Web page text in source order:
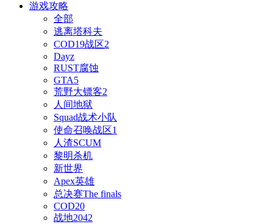
游戏攻略
全部
逃离塔科夫
COD19战区2
Dayz
RUST腐蚀
GTA5
荒野大镖客2
人间地狱
Squad战术小队
使命召唤战区1
人渣SCUM
黎明杀机
新世界
Apex英雄
总决赛The finals
COD20
战地2042